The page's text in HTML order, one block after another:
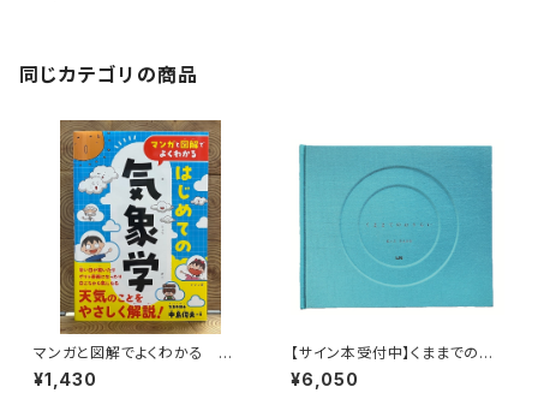
同じカテゴリの商品
マンガと図解でよくわかる はじ
めての気象学
¥1,430
【サイン本受付中】くままでのお
さらい〈特装新版〉
¥6,050